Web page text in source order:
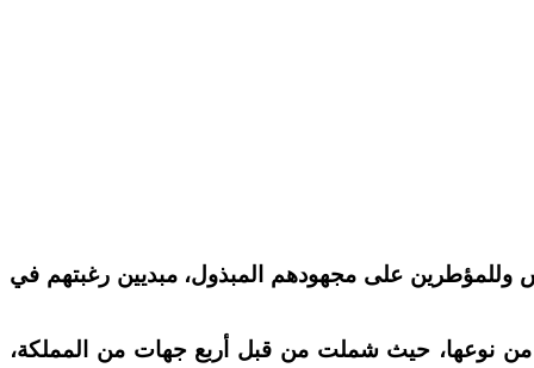
وللمؤطرين على مجهودهم المبذول، مبديين رغبتهم في
من نوعها، حيث شملت من قبل أربع جهات من المملكة،